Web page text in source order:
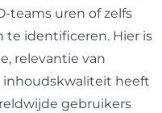
teams uren of zelfs
te identificeren. Hier is
relevantie van
heeft
gebruikers